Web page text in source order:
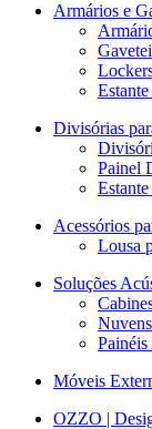
Armários e
Divisórias
Painel
Acessórios
Lousa
Soluções
Móveis
OZZO |